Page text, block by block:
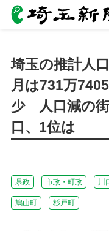
埼玉の推計人
月は731万
少 人口減の街
口、1位は
県政 市政・町政 川
鳩山町 杉戸町